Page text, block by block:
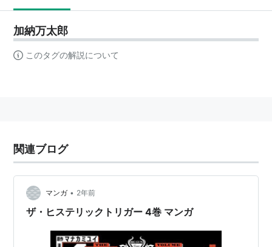
加納万太郎
このタグの解説について
関連ブログ
マンガ • 2年前
ザ・ヒステリックトリガー 4巻 マンガ